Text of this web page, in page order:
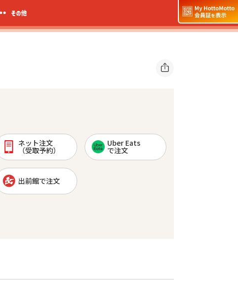
その他
ネット注文
（受取予約）
Uber Eats
で注文
出前館で注文